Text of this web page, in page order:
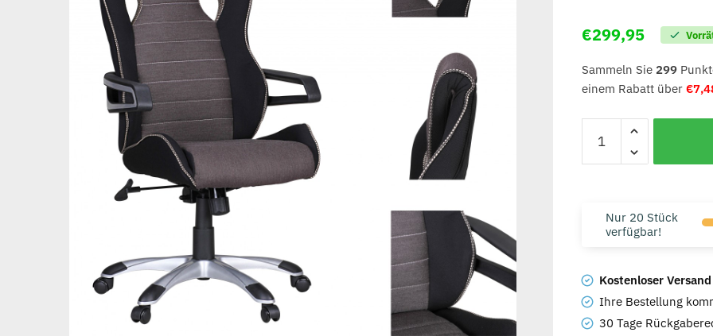
€299,95
Sammeln Sie 299
einem Rabatt über €
Nur 20 Stück
verfügbar!
Kostenloser
Ihre Bestellung
30 Tage